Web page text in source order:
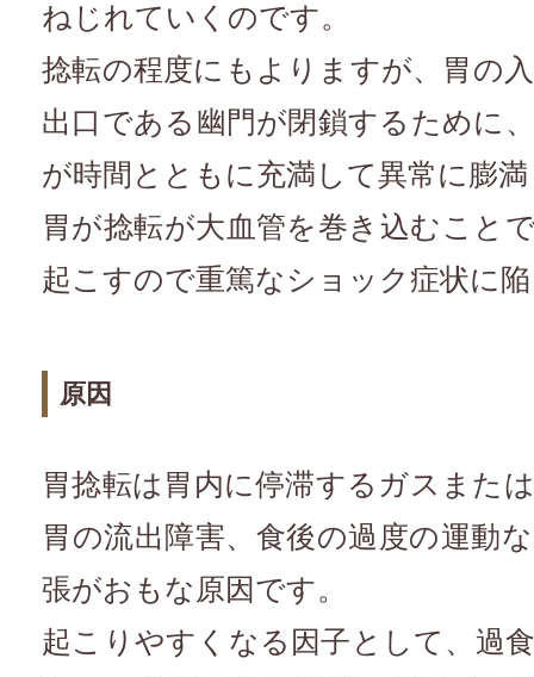
ねじれていくのです。
捻転の程度にもよりますが、胃の
出口である幽門が閉鎖するために
が時間とともに充満して異常に膨
胃が捻転が大血管を巻き込むこと
起こすので重篤なショック症状に
原因
胃捻転は胃内に停滞するガスまた
胃の流出障害、食後の過度の運動
張がおもな原因です。
起こりやすくなる因子として、過